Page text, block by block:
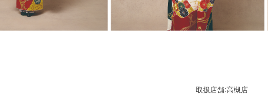
取扱店舗:高槻店